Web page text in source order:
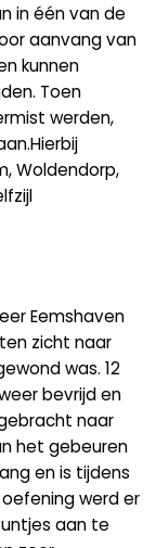
in één van de
aanvang van
kunnen
Toen
werden,
Woldendorp,
Eemshaven
zicht naar
was. 12
bevrijd en
naar
het gebeuren
en is tijdens
werd er
aan te